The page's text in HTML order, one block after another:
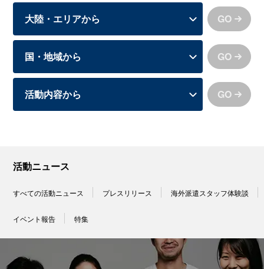
GO
GO
GO
活動ニュース
すべての活動ニュース プレスリリース 海外派遣スタッフ体験談
イベント報告 特集